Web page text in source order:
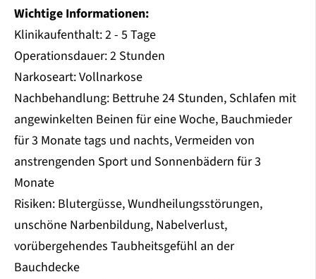
Wichtige Informationen:
Klinikaufenthalt: 2 - 5 Tage
Operationsdauer: 2 Stunden
Narkoseart: Vollnarkose
Nachbehandlung: Bettruhe 24 Stunden, Schlafen mit
angewinkelten Beinen für eine Woche, Bauchmieder
für 3 Monate tags und nachts, Vermeiden von
anstrengenden Sport und Sonnenbädern für 3
Monate
Risiken: Blutergüsse, Wundheilungsstörungen,
unschöne Narbenbildung, Nabelverlust,
vorübergehendes Taubheitsgefühl an der
Bauchdecke